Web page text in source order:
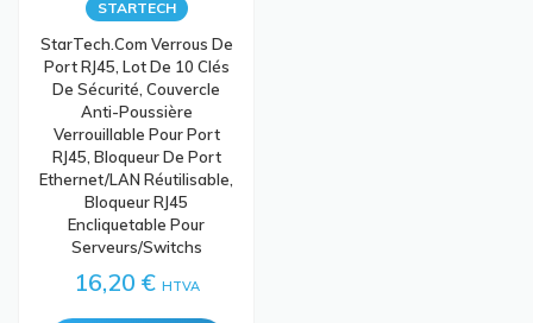
STARTECH
StarTech.com Verrous De
Port RJ45, Lot De 10 Clés
De Sécurité, Couvercle
Anti-Poussière
Verrouillable Pour Port
RJ45, Bloqueur De Port
Ethernet/LAN Réutilisable,
Bloqueur RJ45
Encliquetable Pour
Serveurs/Switchs
16,20 € HTVA